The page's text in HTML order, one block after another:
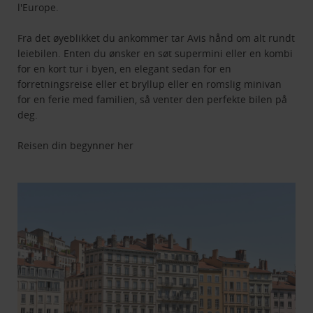
l'Europe.
Fra det øyeblikket du ankommer tar Avis hånd om alt rundt
leiebilen. Enten du ønsker en søt supermini eller en kombi
for en kort tur i byen, en elegant sedan for en
forretningsreise eller et bryllup eller en romslig minivan
for en ferie med familien, så venter den perfekte bilen på
deg.
Reisen din begynner her